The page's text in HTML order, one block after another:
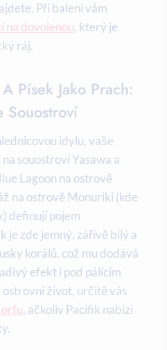
Při balení vám
na dovolenou, který je
ráj.
Písek Jako Prach:
Souostroví
idylu, vaše
souostroví Yasawa a
Lagoon na ostrově
na ostrově Monuriki (kde
definují pojem
je zde jemný, zářivě bílý a
korálů, což mu dodává
efekt i pod pálícím
ostrovní život, určitě vás
, ačkoliv Pacifik nabízí